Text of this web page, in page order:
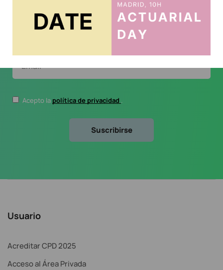
Acepto la política de privacidad .
Usuario
Acreditar CPD 2025
Acceso al Área Privada